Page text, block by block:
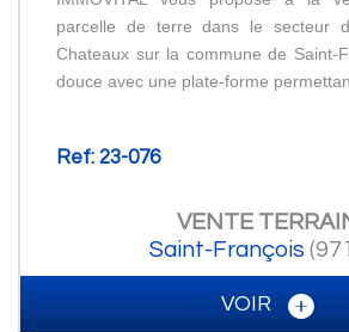
parcelle de terre dans le secteur
Chateaux sur la commune de Saint-
douce avec une plate-forme
Ref: 23-076
VENTE
Saint-François
VOIR